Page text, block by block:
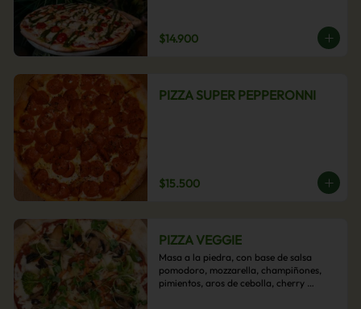
$14.900
PIZZA SUPER PEPPERONNI
$15.500
PIZZA VEGGIE
Masa a la piedra, con base de salsa
pomodoro, mozzarella, champiñones,
pimientos, aros de cebolla, cherry